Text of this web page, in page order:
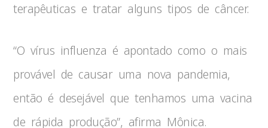
terapêuticas e tratar alguns tipos de câncer.
“O vírus influenza é apontado como o mais
provável de causar uma nova pandemia,
então é desejável que tenhamos uma vacina
de rápida produção”, afirma Mônica.